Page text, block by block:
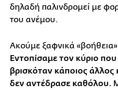
δηλαδή παλινδρομεί με
του ανέμου.
Ακούμε ξαφνικά
Εντοπίσαμε τον κύριο
βρισκόταν κάποιος
δεν αντέδρασε καθόλου.